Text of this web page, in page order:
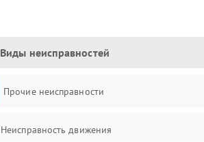
Виды неисправностей
Прочие неисправности
Неисправность движения